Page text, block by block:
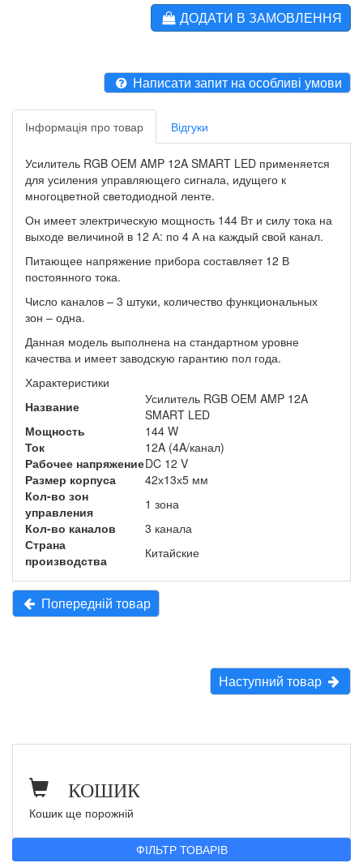
ДОДАТИ В ЗАМОВЛЕННЯ
Написати запит на особливі умови
Інформація про товар Відгуки
Усилитель RGB OEM AMP 12A SMART LED применяется
для усиления управляющего сигнала, идущего к
многоцветной светодиодной ленте.
Он имеет электрическую мощность 144 Вт и силу тока на
выходе величиной в 12 А: по 4 А на каждый свой канал.
Питающее напряжение прибора составляет 12 В
постоянного тока.
Число каналов – 3 штуки, количество функциональных
зон – одна.
Данная модель выполнена на стандартном уровне
качества и имеет заводскую гарантию пол года.
Характеристики
Название
Усилитель RGB OEM AMP 12A
SMART LED
Мощность
144 W
Ток
12A (4A/канал)
Рабочее напряжениеDC 12 V
Размер корпуса
42х13х5 мм
Кол-во зон
управления
1 зона
Кол-во каналов
3 канала
Страна
производства
Китайские
Попередній товар
Наступний товар
КОШИК
Кошик ще порожній
ФІЛЬТР ТОВАРІВ